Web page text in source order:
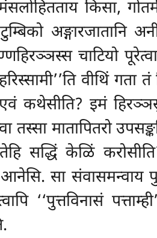
किसा,
अङ्गारजातानि
चाटियो
वीथिं
कथेसीति? इमं
मातापितरो
सद्धिं केळिं
सा संवासमन्वाय
‘‘पुत्तविनासं